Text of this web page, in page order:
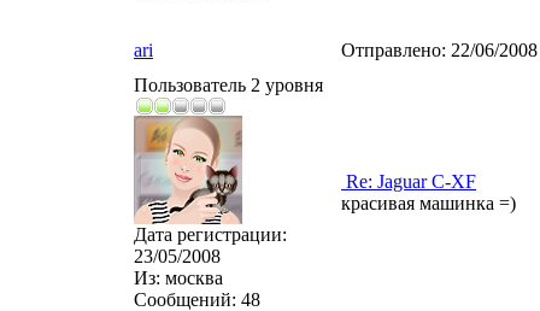
ari Отправлено: 22/06/
Пользователь 2 уровня
Дата регистрации:
23/05/2008
Из: москва
Сообщений: 48
Re: Jaguar C-XF
красивая машинка =)